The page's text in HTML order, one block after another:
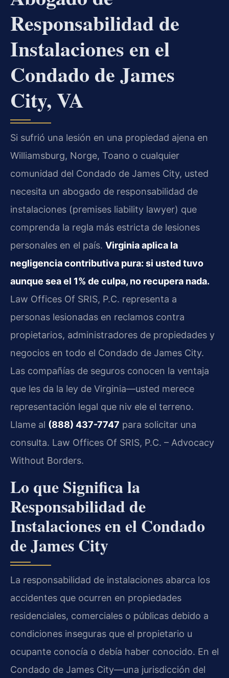
Responsabilidad de
Instalaciones en el
Condado de James
City, VA
Si sufrió una lesión en una propiedad ajena en
Williamsburg, Norge, Toano o cualquier
comunidad del Condado de James City, usted
necesita un abogado de responsabilidad de
instalaciones (premises liability lawyer) que
comprenda la regla más estricta de lesiones
personales en el país. Virginia aplica la
negligencia contributiva pura: si usted tuvo
aunque sea el 1% de culpa, no recupera nada.
Law Offices Of SRIS, P.C. representa a
personas lesionadas en reclamos contra
propietarios, administradores de propiedades y
negocios en todo el Condado de James City.
Las compañías de seguros conocen la ventaja
que les da la ley de Virginia—usted merece
representación legal que niv ele el terreno.
Llame al (888) 437-7747 para solicitar una
consulta. Law Offices Of SRIS, P.C. – Advocacy
Without Borders.
Lo que Significa la
Responsabilidad de
Instalaciones en el Condado
de James City
La responsabilidad de instalaciones abarca los
accidentes que ocurren en propiedades
residenciales, comerciales o públicas debido a
condiciones inseguras que el propietario u
ocupante conocía o debía haber conocido. En el
Condado de James City—una jurisdicción del